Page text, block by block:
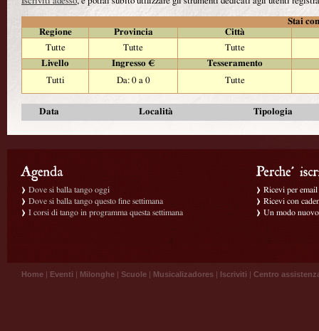
Stai
Regione
Provincia
Città
Tutte
Tutte
Tutte
Livello
Ingresso €
Tesseramento
Tutti
Da: 0 a 0 Tutte
Data Località Tipologia
Dove si balla tango oggi
Dove si balla tango questo fine settimana
I corsi di tango in programma questa settimana
Ricevi per
Ricevi con
Un modo
Home | Eventi | Milonghe | Scuole | Musicalizadores | Iscriviti | Centro